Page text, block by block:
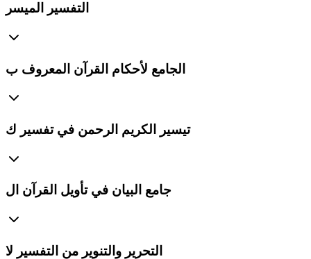
التفسير الميسر
الجامع لأحكام القرآن المعروف ب
تيسير الكريم الرحمن في تفسير ك
جامع البيان في تأويل القرآن ال
التحرير والتنوير من التفسير لا